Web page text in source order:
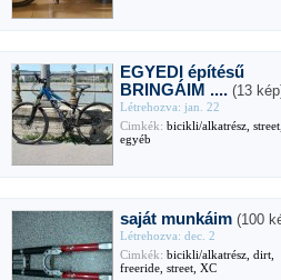
EGYEDI építésű
BRINGÁIM .... (13
Létrehozva: jan. 22
Cimkék: bicikli/alkatrész,
egyéb
saját munkáim (100
Létrehozva: dec. 2
Cimkék: bicikli/alkatrész, dirt,
freeride, street, XC